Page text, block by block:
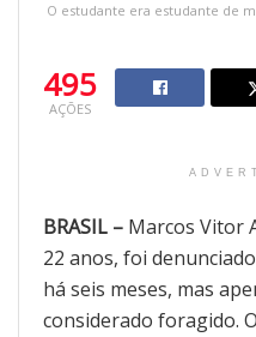
O estudante era estudante de
495
AÇÕES
BRASIL – Marcos Vitor
22 anos, foi
há seis meses, mas
considerado foragido.